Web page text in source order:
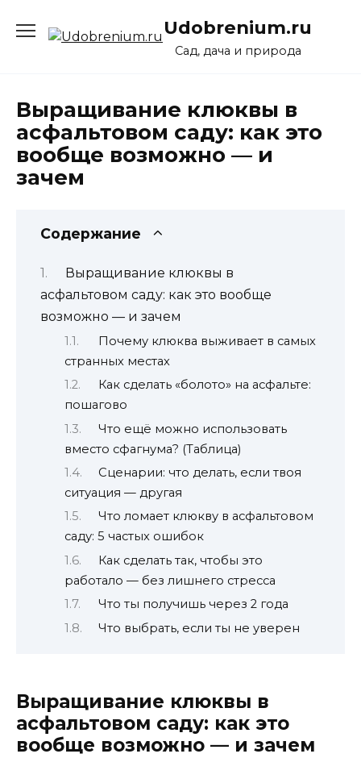
содержанию
Udobrenium.ru
Сад, дача и природа
Выращивание клюквы в
асфальтовом саду: как это
вообще возможно — и
зачем
Содержание
Выращивание клюквы в
асфальтовом саду: как это вообще
возможно — и зачем
Почему клюква выживает в самых
странных местах
Как сделать «болото» на асфальте:
пошагово
Что ещё можно использовать
вместо сфагнума? (Таблица)
Сценарии: что делать, если твоя
ситуация — другая
Что ломает клюкву в асфальтовом
саду: 5 частых ошибок
Как сделать так, чтобы это
работало — без лишнего стресса
Что ты получишь через 2 года
Что выбрать, если ты не уверен
Выращивание клюквы в
асфальтовом саду: как это
вообще возможно — и зачем